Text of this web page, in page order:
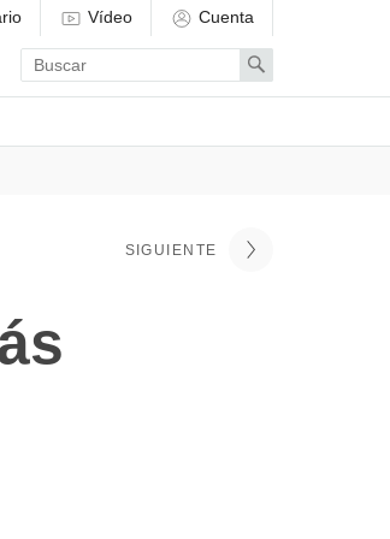
Vídeo Cuenta
Enter
search
term
Search
SIGUIENTE